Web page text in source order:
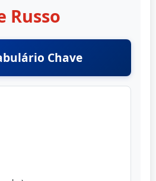
Russo
Chave